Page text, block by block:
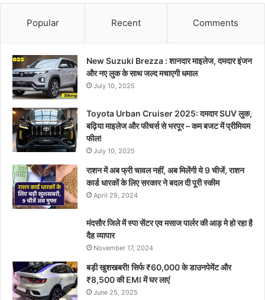
Popular Recent Comments
New Suzuki Brezza : शानदार माइलेज, दमदार इंजन
और नए लुक के साथ जल्द मचाएगी धमाल
July 10, 2025
Toyota Urban Cruiser 2025: दमदार SUV लुक,
बढ़िया माइलेज और फीचर्स से भरपूर – कम बजट में प्रीमियम
फील!
July 10, 2025
राशन में अब फ्री चावल नहीं, अब मिलेंगी ये 9 चीजें, राशन
कार्ड धारकों के लिए सरकार ने बदल दी पूरी स्कीम
April 29, 2024
मंदसौर जिले में स्पा सेंटर एव मसाज पार्लर की आड़ मे हो रहा है
दैह व्यापार
November 17, 2024
बड़ी खुशखबरी! सिर्फ ₹60,000 के डाउनपेमेंट और
₹8,500 की EMI में घर लाएं
June 25, 2025